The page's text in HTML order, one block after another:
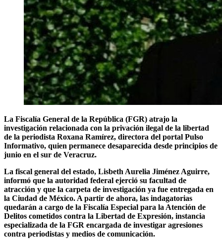
La Fiscalía General de la República (FGR) atrajo la
investigación relacionada con la privación ilegal de la libertad
de la periodista Roxana Ramírez, directora del portal Pulso
Informativo, quien permanece desaparecida desde principios de
junio en el sur de Veracruz.
La fiscal general del estado, Lisbeth Aurelia Jiménez Aguirre,
informó que la autoridad federal ejerció su facultad de
atracción y que la carpeta de investigación ya fue entregada en
la Ciudad de México. A partir de ahora, las indagatorias
quedarán a cargo de la Fiscalía Especial para la Atención de
Delitos cometidos contra la Libertad de Expresión, instancia
especializada de la FGR encargada de investigar agresiones
contra periodistas y medios de comunicación.